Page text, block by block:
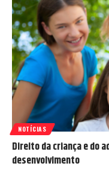
NOTÍCIAS
Direito da criança e do
desenvolvimento